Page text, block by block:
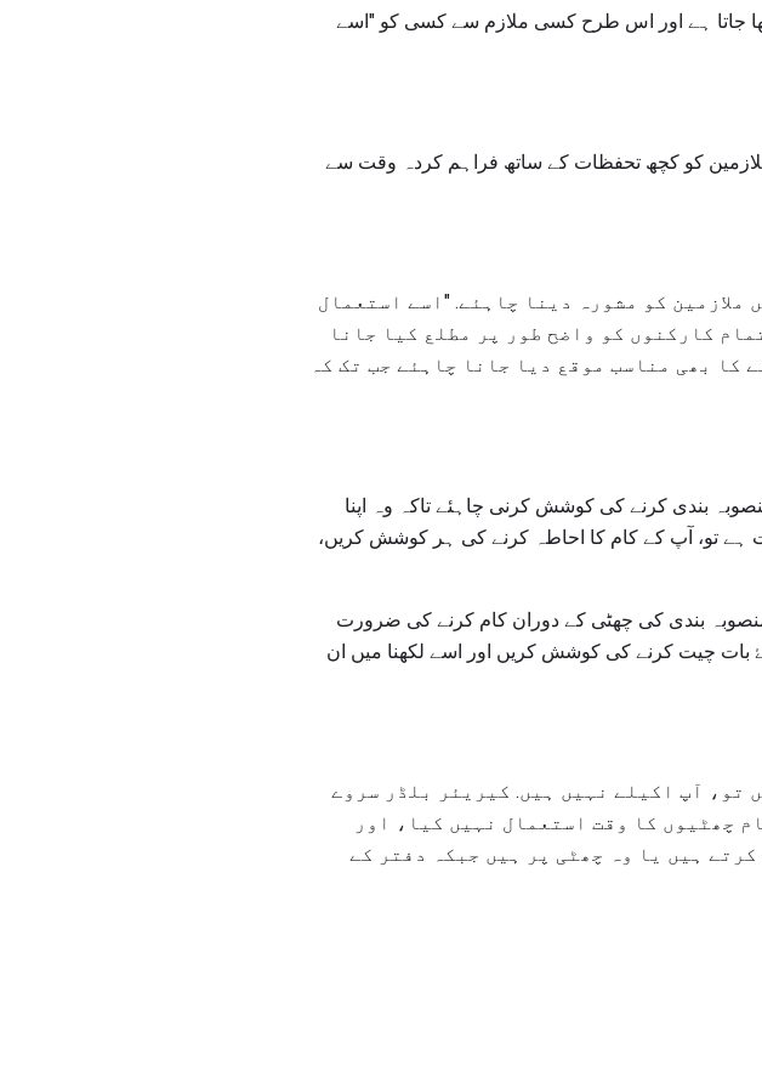
جاتا ہے اور اس طرح کسی ملازم سے کسی کو "اسے
کو کچھ تحفظات کے ساتھ فراہم کردہ وقت سے
ملازمین کو مشورہ دینا چاہئے. "اسے استعمال
کارکنوں کو واضح طور پر مطلع کیا جانا
کا بھی مناسب موقع دیا جانا چاہئے جب تک کہ
بندی کرنے کی کوشش کرنی چاہئے تاکہ وہ اپنا
تو، آپ کے کام کا احاطہ کرنے کی ہر کوشش کریں،
بندی کی چھٹی کے دوران کام کرنے کی ضرورت
بات چیت کرنے کی کوشش کریں اور اسے لکھنا میں ان
تو، آپ اکیلے نہیں ہیں. کیریئر بلڈر سروے
چھٹیوں کا وقت استعمال نہیں کیا، اور
ہیں یا وہ چھٹی پر ہیں جبکہ دفتر کے